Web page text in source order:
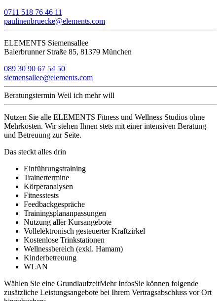
0711 518 76 46 11
paulinenbruecke@elements.com
ELEMENTS Siemensallee
Baierbrunner Straße 85, 81379 München
089 30 90 67 54 50
siemensallee@elements.com
Beratungstermin Weil ich mehr will
Nutzen Sie alle ELEMENTS Fitness und Wellness Studios ohne
Mehrkosten. Wir stehen Ihnen stets mit einer intensiven Beratung
und Betreuung zur Seite.
Das steckt alles drin
Einführungstraining
Trainertermine
Körperanalysen
Fitnesstests
Feedbackgespräche
Trainingsplananpassungen
Nutzung aller Kursangebote
Vollelektronisch gesteuerter Kraftzirkel
Kostenlose Trinkstationen
Wellnessbereich (exkl. Hamam)
Kinderbetreuung
WLAN
Wählen Sie eine GrundlaufzeitMehr InfosSie können folgende
zusätzliche Leistungsangebote bei Ihrem Vertragsabschluss vor Ort